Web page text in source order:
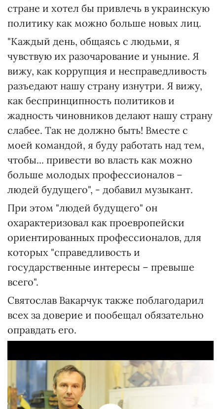
стране и хотел бы привлечь в украинскую
политику как можно больше новых лиц.
"Каждый день, общаясь с людьми, я
чувствую их разочарование и уныние. Я
вижу, как коррупция и несправедливость
разъедают нашу страну изнутри. Я вижу,
как беспринципность политиков и
жадность чиновников делают нашу страну
слабее. Так не должно быть! Вместе с
моей командой, я буду работать над тем,
чтобы... привести во власть как можно
больше молодых профессионалов –
людей будущего", - добавил музыкант.
При этом "людей будущего" он
охарактеризовал как проевропейски
ориентированных профессионалов, для
которых "справедливость и
государственные интересы – превыше
всего".
Святослав Вакарчук также поблагодарил
всех за доверие и пообещал обязательно
оправдать его.